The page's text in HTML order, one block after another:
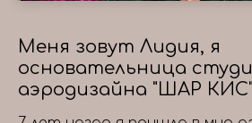
Меня зовут Лидия, я
основательница
аэродизайна "ШАР КИС"